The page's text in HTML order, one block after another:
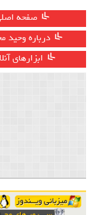
صفحه
درباره وحید
ابزارهای